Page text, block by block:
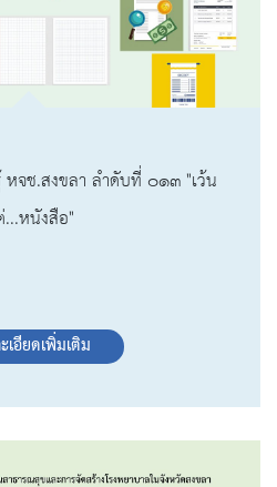
หจช.สงขลา ลำดับที่ ๐๑๓ "เว้น
...หนังสือ"
เอียดเพิ่มเติม